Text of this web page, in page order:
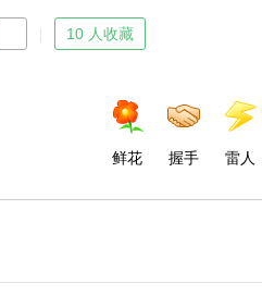
10 人收藏
鲜花 握手 雷人